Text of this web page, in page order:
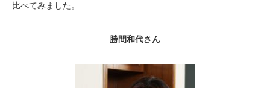
比べてみました。
勝間和代さん